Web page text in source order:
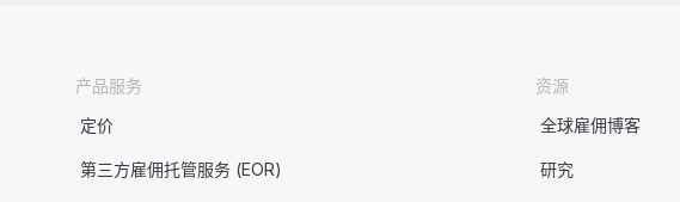
产品服务
定价
第三方雇佣托管服务 (EOR)
资源
全球雇佣博客
研究